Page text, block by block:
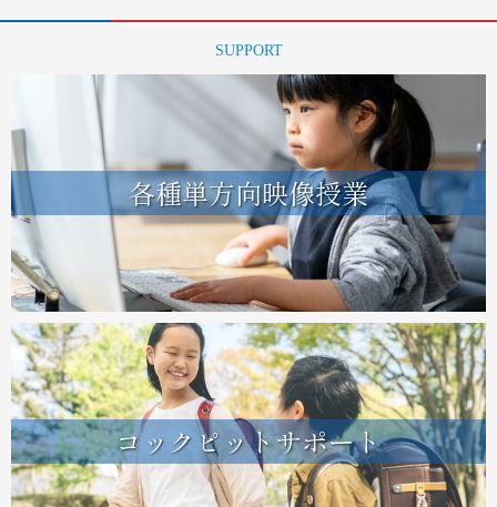
SUPPORT
各種単方向映像授業
コックピットサポート